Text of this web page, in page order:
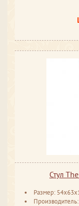
Стул
Размер: